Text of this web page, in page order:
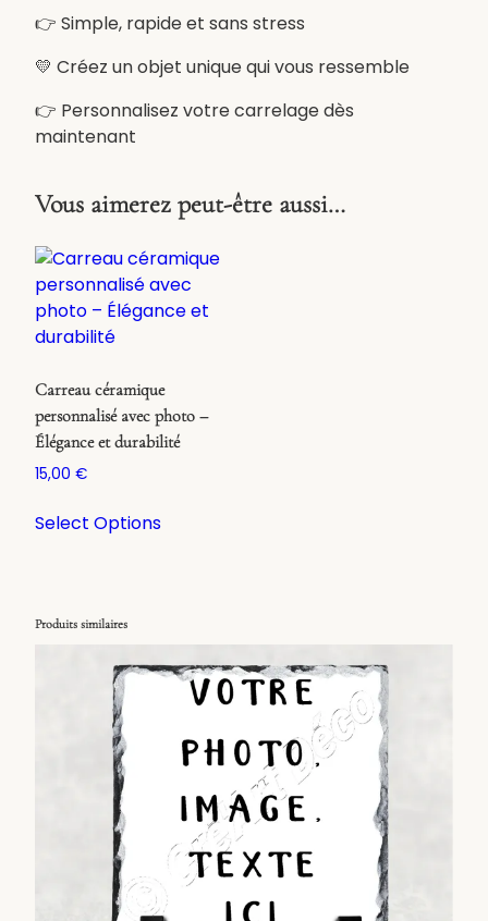
👉 Simple, rapide et sans stress
💛 Créez un objet unique qui vous ressemble
👉 Personnalisez votre carrelage dès
maintenant
Vous aimerez peut-être aussi…
Carreau céramique
personnalisé avec photo –
Élégance et durabilité
15,00 €
Select Options
Produits similaires